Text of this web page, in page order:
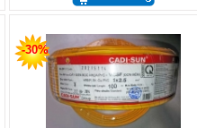
-30%